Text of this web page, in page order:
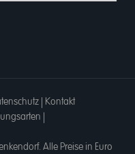
| Kontakt
. Alle Preise in Euro